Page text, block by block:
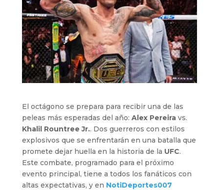
El octágono se prepara para recibir una de las
peleas más esperadas del año: Alex Pereiravs.
Khalil Rountree Jr.. Dos guerreros con estilos
explosivos que se enfrentarán en una batalla que
promete dejar huella en la historia de la UFC.
Este combate, programado para el próximo
evento principal, tiene a todos los fanáticos con
altas expectativas, y en NotiDeportes007